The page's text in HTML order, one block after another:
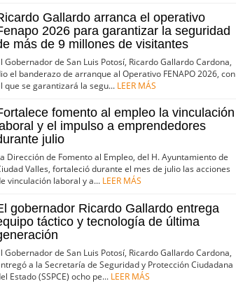
Gallardo arranca el operativo
2026 para garantizar la seguridad
más de 9 millones de visitantes
Gobernador de San Luis Potosí, Ricardo Gallardo Cardona,
el banderazo de arranque al Operativo FENAPO 2026, con
que se garantizará la segu... LEER MÁS
fomento al empleo la vinculación
y el impulso a emprendedores
julio
Dirección de Fomento al Empleo, del H. Ayuntamiento de
Valles, fortaleció durante el mes de julio las acciones
vinculación laboral y a... LEER MÁS
gobernador Ricardo Gallardo entrega
táctico y tecnología de última
Gobernador de San Luis Potosí, Ricardo Gallardo Cardona,
a la Secretaría de Seguridad y Protección Ciudadana
Estado (SSPCE) ocho pe... LEER MÁS